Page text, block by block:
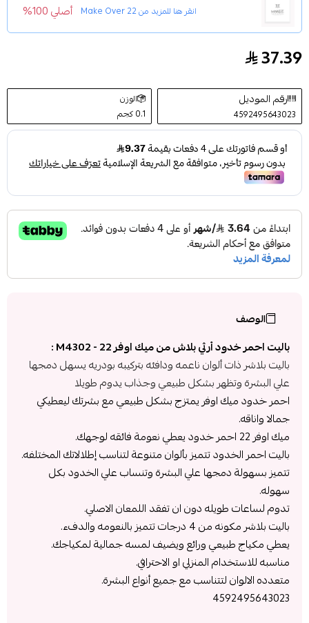
انقر هنا للمزيد منMake Over 22 أصلي 100%
باليت احمر خدود أرثي بلاش 4 لون من ميك اوفر 22 - M4302
37.39
رقم الموديل
4592495643023
الوزن
0.1 كجم
الوصف
باليت احمر خدود أرثي بلاش من ميك اوفر 22 - M4302 :
باليت بلاشر ذات ألوان ناعمه ودافئه بتركيبه بودريه يسهل دمجها
علي البشرة وتظهر بشكل طبيعي وجذاب يدوم طويلا
احمر خدود ميك اوفر يمتزج بشكل طبيعي مع بشرتك ليعطيكي
جمالا واناقه.
ميك اوفر 22 احمر خدود يعطي نعومة فائقه لوجهك.
باليت احمر الخدود تتميز بألوان متنوعة لتناسب إطلالاتك المختلفه.
تتميز بسهولة دمجها علي البشرة وتنساب علي الخدود بكل
سهوله.
تدوم لساعات طويله دون ان تفقد اللمعان الاصلي.
باليت بلاشر مكونه من 4 درجات تتميز بالنعومه والدفء.
يعطي مكياج طبيعي ورائع ويضيف لمسه جمالية لمكياجك.
مناسبه للاستخدام المنزلي او الاحترافي.
متعدده الالوان لتتناسب مع جميع أنواع البشرة.
4592495643023